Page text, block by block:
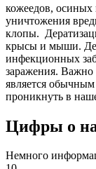
кожеедов, осиных
уничтожения
клопы.
крысы и мыши.
инфекционных
заражения. Важно
является
проникнуть в
Цифры о
Немного